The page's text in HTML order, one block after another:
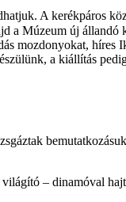
A kerékpáros
a Múzeum új állandó
mozdonyokat, híres
a kiállítás
– dinamóval